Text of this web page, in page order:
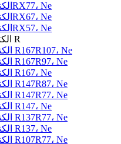
الکتروگیربکسRX77، Ne
الکتروگیربکسRX67، Ne
الکتروگیربکسRX57، Ne
الکتروگیربکس سری R
الکتروگیربکس R167R107، Ne
الکتروگیربکس R167R97، Ne
الکتروگیربکس R167، Ne
الکتروگیربکس R147R87، Ne
الکتروگیربکس R147R77، Ne
الکتروگیربکس R147، Ne
الکتروگیربکس R137R77، Ne
الکتروگیربکس R137، Ne
الکتروگیربکس R107R77، Ne